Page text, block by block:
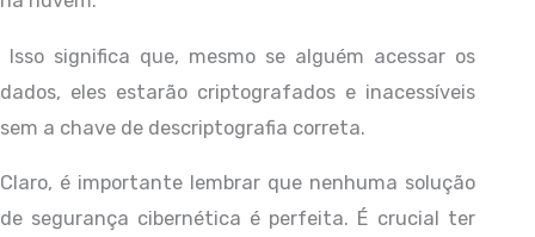
Isso significa que, mesmo se alguém acessar os
dados, eles estarão criptografados e inacessíveis
sem a chave de descriptografia correta.
Claro, é importante lembrar que nenhuma solução
de segurança cibernética é perfeita. É crucial ter